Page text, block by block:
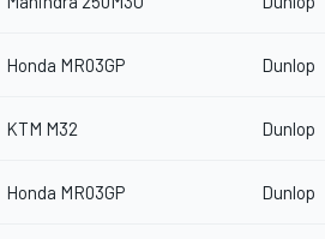
Honda MR03GP Dunlop
KTM M32 Dunlop
Honda MR03GP Dunlop